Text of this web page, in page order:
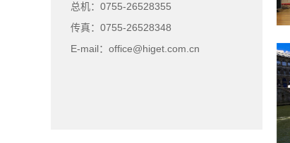
总机：0755-26528355
传真：0755-26528348
E-mail：office@higet.com.cn